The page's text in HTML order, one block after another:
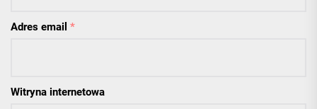
Adres email *
Witryna internetowa